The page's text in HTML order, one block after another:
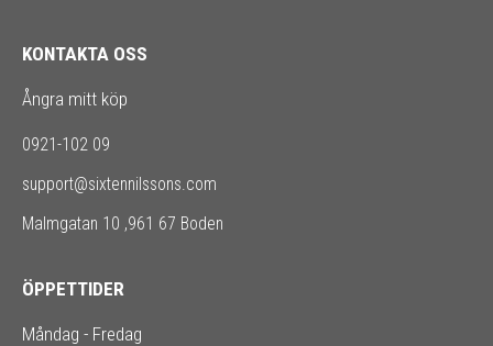
KONTAKTA OSS
Ångra mitt köp
0921-102 09
support@sixtennilssons.com
Malmgatan 10 ,961 67 Boden
ÖPPETTIDER
Måndag - Fredag